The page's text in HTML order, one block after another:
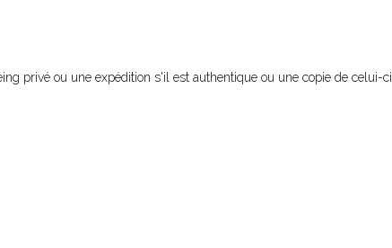
privé ou une expédition s'il est authentique ou une copie de celui-ci